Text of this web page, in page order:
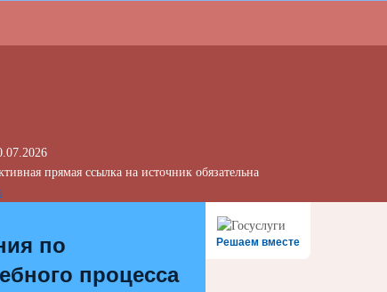
прямая ссылка на источник обязательна
Решаем вместе
по
процесса